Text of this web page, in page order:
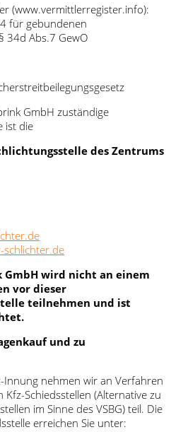
(www.vermittlerregister.info):
für gebundenen
34d Abs.7 GewO
GmbH zuständige
ist die
des Zentrums
GmbH wird nicht an einem
vor dieser
teilnehmen und ist
und zu
Innung nehmen wir an Verfahren
Schiedsstellen (Alternative zu
im Sinne des VSBG) teil. Die
erreichen Sie unter: